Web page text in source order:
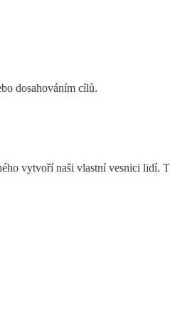
dosahováním cílů.
vytvoří naši vlastní vesnici lidí.